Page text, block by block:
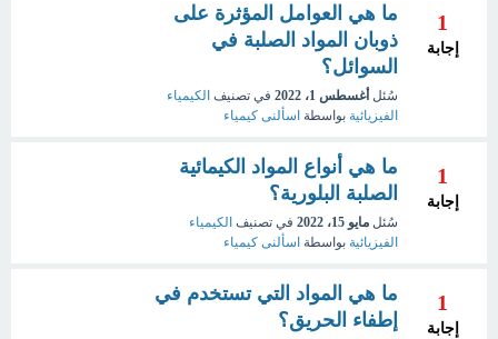
1
إجابة
ما هي العوامل المؤثرة على
ذوبان المواد الصلبة في
السوائل؟
سُئل أغسطس 1، 2022 في تصنيف الكيمياء
الفيزيائية بواسطة اسألنى كيمياء
1
إجابة
ما هي أنواع المواد الكيمائية
الصلبة البلورية؟
سُئل مايو 15، 2022 في تصنيف الكيمياء
الفيزيائية بواسطة اسألنى كيمياء
1
إجابة
ما هي المواد التي تستخدم في
إطفاء الحريق؟